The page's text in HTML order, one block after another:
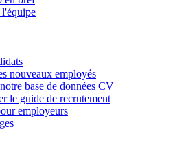
nouveaux employés
base de données CV
le guide de recrutement
employeurs